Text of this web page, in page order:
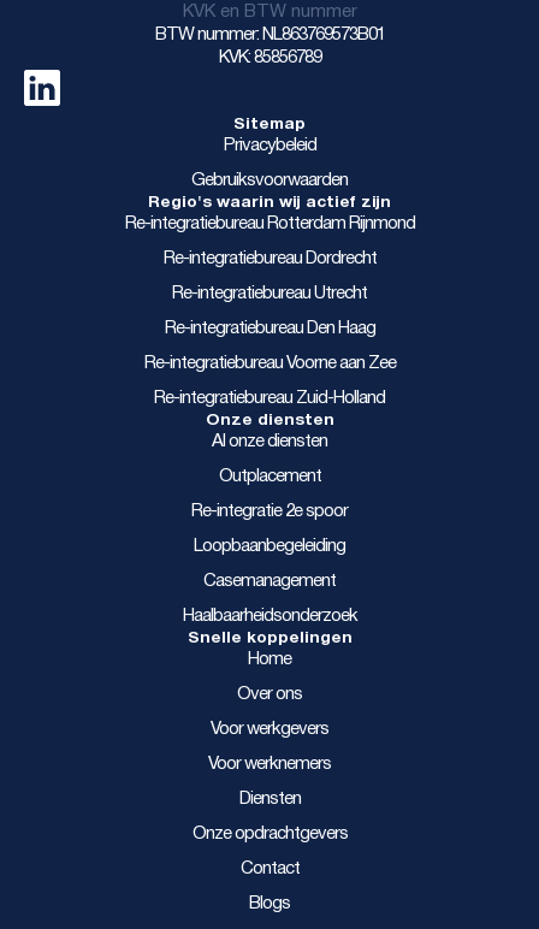
KVK en BTW nummer
BTW nummer: NL863769573B01
KVK: 85856789
Sitemap
Privacybeleid
Gebruiksvoorwaarden
Regio's waarin wij actief zijn
Re-integratiebureau Rotterdam Rijnmond
Re-integratiebureau Dordrecht
Re-integratiebureau Utrecht
Re-integratiebureau Den Haag
Re-integratiebureau Voorne aan Zee
Re-integratiebureau Zuid-Holland
Onze diensten
Al onze diensten
Outplacement
Re-integratie 2e spoor
Loopbaanbegeleiding
Casemanagement
Haalbaarheidsonderzoek
Snelle koppelingen
Home
Over ons
Voor werkgevers
Voor werknemers
Diensten
Onze opdrachtgevers
Contact
Blogs